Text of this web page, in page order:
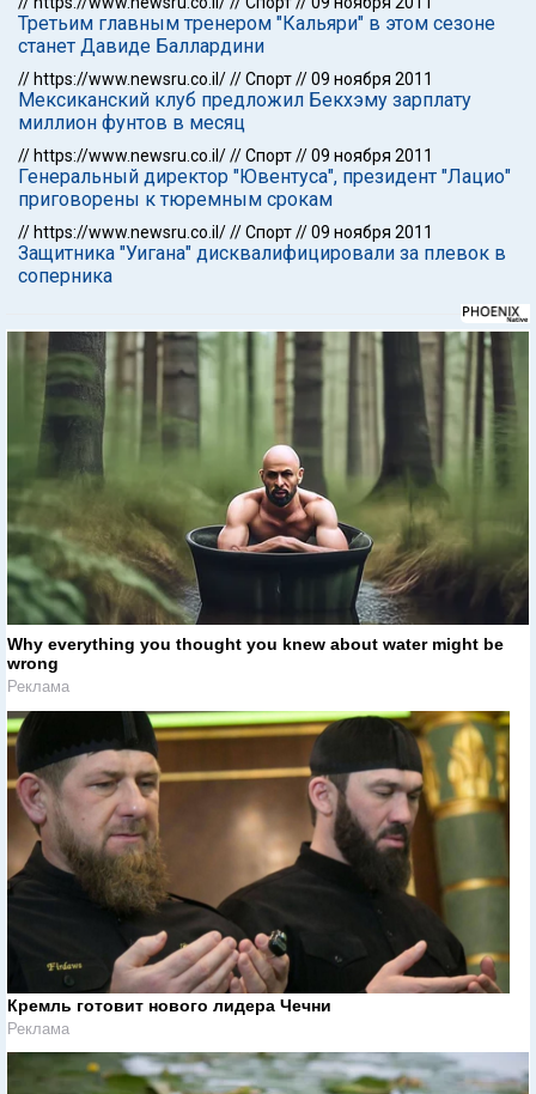
Третьим главным тренером "Кальяри" в этом сезоне
станет Давиде Баллардини
// https://www.newsru.co.il///Спорт//09 ноября 2011
Мексиканский клуб предложил Бекхэму зарплату
миллион фунтов в месяц
// https://www.newsru.co.il///Спорт//09 ноября 2011
Генеральный директор "Ювентуса", президент "Лацио"
приговорены к тюремным срокам
// https://www.newsru.co.il///Спорт//09 ноября 2011
Защитника "Уигана" дисквалифицировали за плевок в
соперника
Why everything you thought you knew about water might be
wrong
Реклама
Кремль готовит нового лидера Чечни
Реклама